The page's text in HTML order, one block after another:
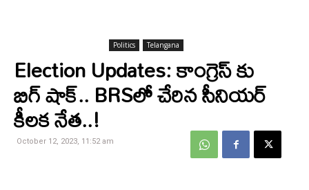
Politics Telangana
Election Updates: కాంగ్రెస్ కు
బిగ్ షాక్.. BRSలో చేరిన సీనియర్
కీలక నేత..!
October 12, 2023, 11:52 am